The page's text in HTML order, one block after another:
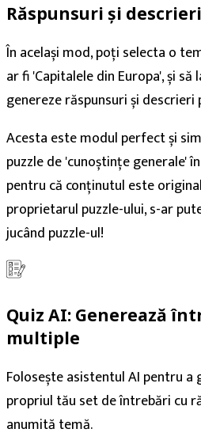
Răspunsuri și
În același mod, poți selecta o
ar fi 'Capitalele din Europa', și să
genereze răspunsuri și descrieri
Acesta este modul perfect și
puzzle de 'cunoștințe generale'
pentru că conținutul este
proprietarul puzzle-ului, s-ar
jucând puzzle-ul!
Quiz AI: Generează
multiple
Folosește asistentul AI pentru a
propriul tău set de întrebări cu
anumită temă.